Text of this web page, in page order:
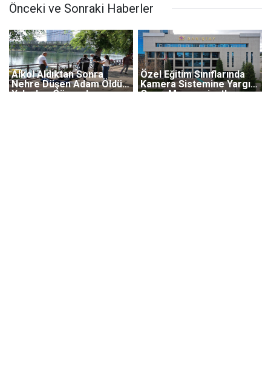
Önceki ve Sonraki Haberler
Alkol Aldıktan Sonra
Nehre Düşen Adam Öldü,
Yakınları Gözyaşlarına
Özel Eğitim Sınıflarında
Kamera Sistemine Yargı
Onayı Memnuniyetle